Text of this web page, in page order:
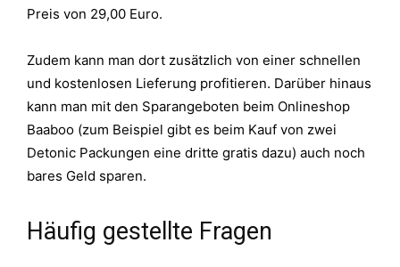
Preis von 29,00 Euro.
Zudem kann man dort zusätzlich von einer schnellen
und kostenlosen Lieferung profitieren. Darüber hinaus
kann man mit den Sparangeboten beim Onlineshop
Baaboo (zum Beispiel gibt es beim Kauf von zwei
Detonic Packungen eine dritte gratis dazu) auch noch
bares Geld sparen.
Häufig gestellte Fragen